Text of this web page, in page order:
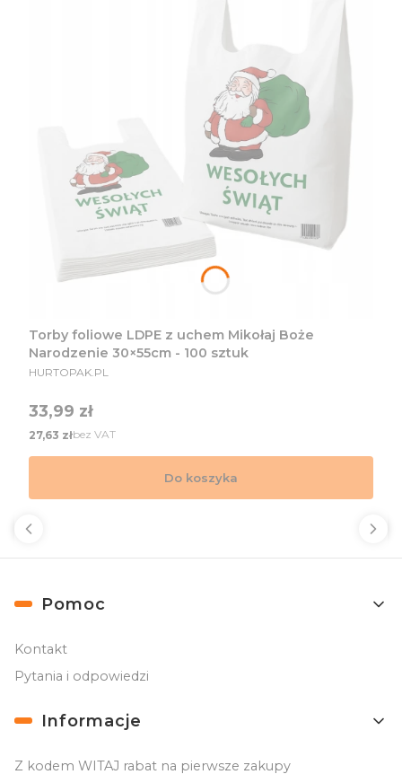
Torby foliowe LDPE z uchem Mikołaj Boże
Narodzenie 30×55cm - 100 sztuk
PRODUCENT
HURTOPAK.PL
Cena
33,99 zł
Cena
27,63 złbez VAT
Do koszyka
Linki w stopce
Pomoc
Kontakt
Pytania i odpowiedzi
Informacje
Z kodem WITAJ rabat na pierwsze zakupy